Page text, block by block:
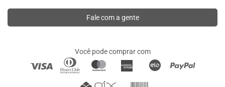
Fale com a gente
Você pode comprar com